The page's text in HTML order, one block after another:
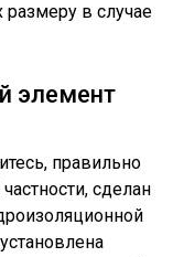
размеру в случае
элемент
правильно
сделан